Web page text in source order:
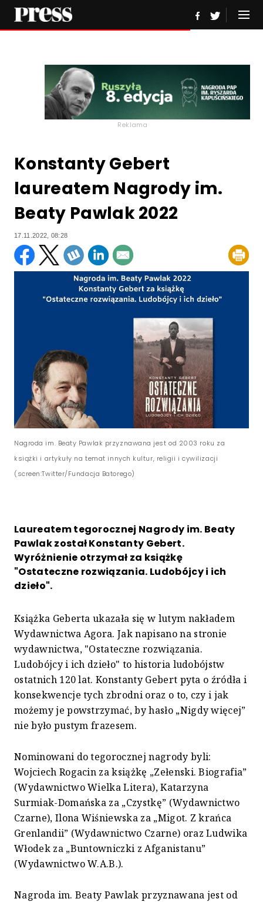
Reklama
Konstanty Gebert
laureatem Nagrody im.
Beaty Pawlak 2022
17.11.2022, 08:28
Nagroda im. Beaty Pawlak przyznawana jest od 2003 roku za
książki i artykuły na temat innych kultur, religii i cywilizacji
(screen:Twitter/Fundacja Batorego)
Laureatem tegorocznej Nagrody im. Beaty
Pawlak został Konstanty Gebert.
Wyróżnienie otrzymał za książkę
"Ostateczne rozwiązania. Ludobójcy i ich
dzieło".
Książka Geberta ukazała się w lutym nakładem
Wydawnictwa Agora. Jak napisano na stronie
wydawnictwa, "Ostateczne rozwiązania.
Ludobójcy i ich dzieło" to historia ludobójstw
ostatnich 120 lat. Konstanty Gebert pyta o źródła i
konsekwencje tych zbrodni oraz o to, czy i jak
możemy je powstrzymać, by hasło „Nigdy więcej”
nie było pustym frazesem.
Nominowani do tegorocznej nagrody byli:
Wojciech Rogacin za książkę „Zełenski. Biografia”
(Wydawnictwo Wielka Litera), Katarzyna
Surmiak-Domańska za „Czystkę” (Wydawnictwo
Czarne), Ilona Wiśniewska za „Migot. Z krańca
Grenlandii” (Wydawnictwo Czarne) oraz Ludwika
Włodek za „Buntowniczki z Afganistanu”
(Wydawnictwo W.A.B.).
Nagroda im. Beaty Pawlak przyznawana jest od